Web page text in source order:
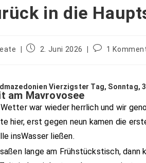
in die
2. Juni 2026 1
Vierzigster Tag, Sonntag,
am Mavrovosee
war wieder herrlich und wir
hier, erst gegen neun kamen die
insWasser ließen.
lange am Frühstückstisch,